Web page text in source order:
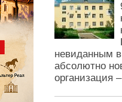
невиданным
абсолютно
организация